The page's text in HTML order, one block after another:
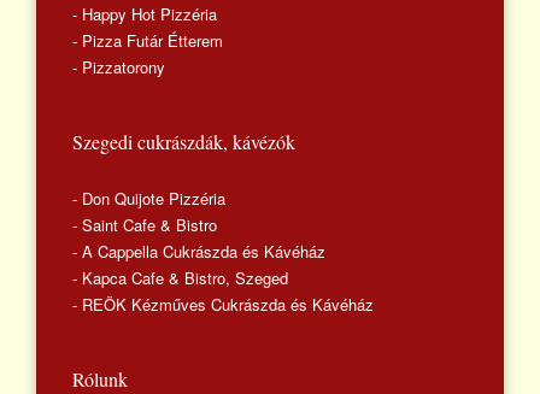
- Happy Hot Pizzéria
- Pizza Futár Étterem
- Pizzatorony
Szegedi cukrászdák, kávézók
- Don Quijote Pizzéria
- Saint Cafe & Bistro
- A Cappella Cukrászda és Kávéház
- Kapca Cafe & Bistro, Szeged
- REÖK Kézműves Cukrászda és Kávéház
Rólunk